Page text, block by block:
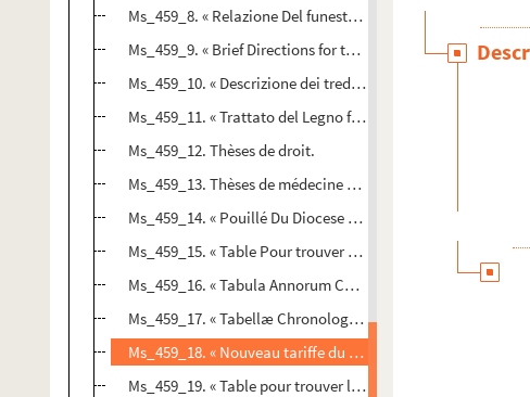
Ms_459_8. « Relazione Del funesto avvenimento nella
Ms_459_9. « Brief Directions for the Easie Making and
Ms_459_10. « Descrizione dei tredeci communi del
Ms_459_11. « Trattato del Legno fossile Minerale nuovam:e
Ms_459_12. Thèses de droit.
Ms_459_13. Thèses de médecine et philosophie.
Ms_459_14. « Pouillé Du Diocese De Nimes ».
Ms_459_15. « Table Pour trouver à quel jour de la
Ms_459_16. « Tabula Annorum Christi, Indictionum, et
Ms_459_17. « Tabellæ Chronologiæ E Cangii Glossario
Ms_459_18. « Nouveau tariffe du prix et valeur du marc,
Ms_459_19. « Table pour trouver les Nombres d'or, les